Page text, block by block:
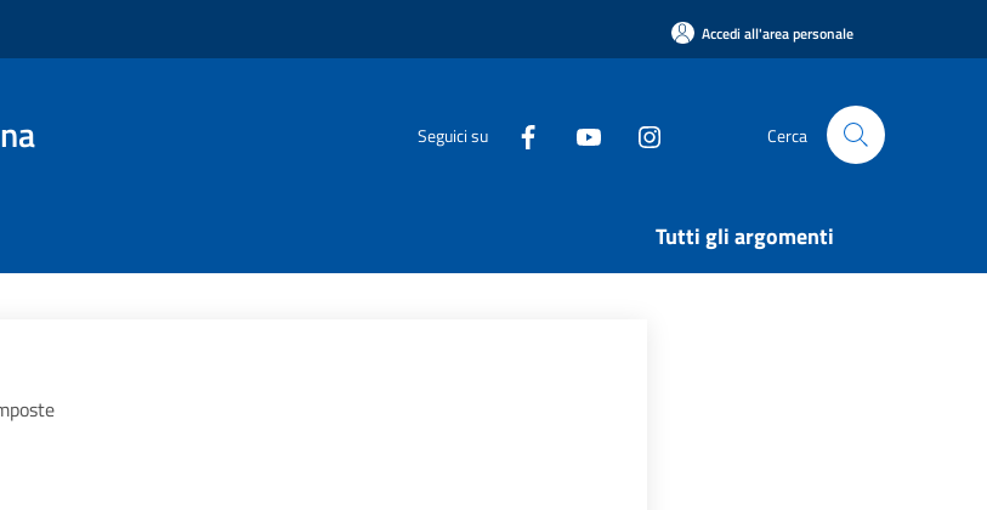
Accedi all'area personale
Seguici su Cerca
Tutti gli argomenti